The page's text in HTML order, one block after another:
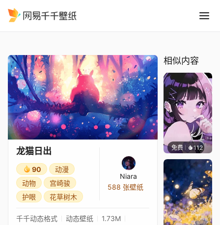
龙猫日出
90
动漫
动物
宫崎骏
护眼
花草树木
Niara
588 张壁纸
千千动态格式 动态壁纸
1.73M
相似内容
免费 112渔小小